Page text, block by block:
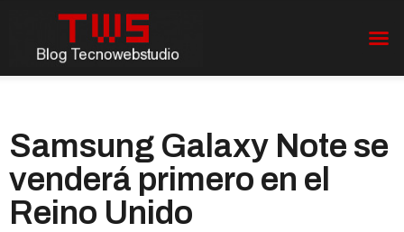
Samsung Galaxy Note se
venderá primero en el
Reino Unido